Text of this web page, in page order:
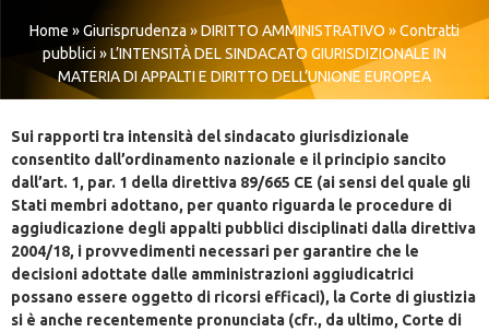
Home »Giurisprudenza »DIRITTO AMMINISTRATIVO »Contratti
pubblici»L’INTENSITÀ DEL SINDACATO GIURISDIZIONALE IN
MATERIA DI APPALTI E DIRITTO DELL’UNIONE EUROPEA
Sui rapporti tra intensità del sindacato giurisdizionale
consentito dall’ordinamento nazionale e il principio sancito
dall’art. 1, par. 1 della direttiva 89/665 CE (ai sensi del quale gli
Stati membri adottano, per quanto riguarda le procedure di
aggiudicazione degli appalti pubblici disciplinati dalla direttiva
2004/18, i provvedimenti necessari per garantire che le
decisioni adottate dalle amministrazioni aggiudicatrici
possano essere oggetto di ricorsi efficaci), la Corte di giustizia
si è anche recentemente pronunciata (cfr., da ultimo, Corte di